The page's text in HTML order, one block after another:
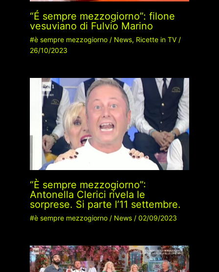
“É sempre mezzogiorno”: filone
vesuviano di Fulvio Marino
#è sempre mezzogiorno/ News, Ricette in TV/
26/10/2023
“È sempre mezzogiorno”:
Antonella Clerici rivela le
sorprese. Si parte l’11 settembre.
#è sempre mezzogiorno/ News/ 02/09/2023